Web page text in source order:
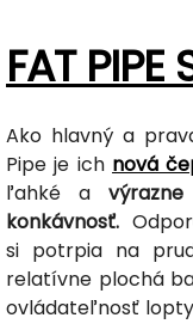
FAT PIPE
Ako hlavný a
Pipe je ich nová
ľahké a
konkávnosť.
si potrpia na
relatívne plochá
ovládateľnosť